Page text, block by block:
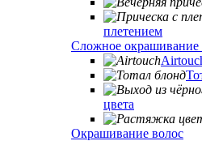
плетением
Сложное окрашивание
цвета
Окрашивание волос